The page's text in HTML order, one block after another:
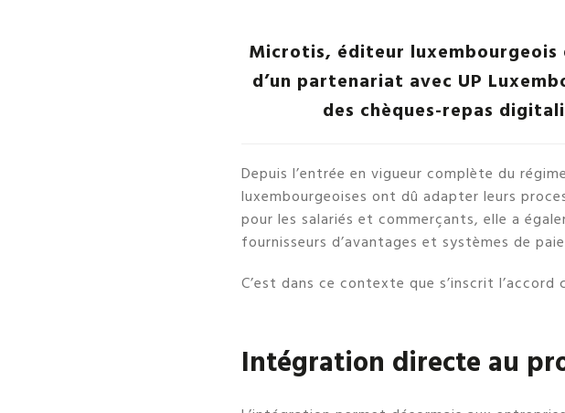
Microtis, éditeur luxembourgeois
d’un partenariat avec UP
des chèques-repas
Depuis l’entrée en vigueur complète du
luxembourgeoises ont dû adapter leurs
pour les salariés et commerçants, elle a
fournisseurs d’avantages et systèmes de
C’est dans ce contexte que s’inscrit
Intégration directe au